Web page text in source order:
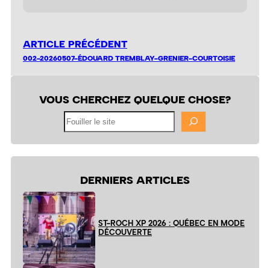
ARTICLE PRÉCÉDENT
002-20260507-ÉDOUARD TREMBLAY-GRENIER-COURTOISIE
VOUS CHERCHEZ QUELQUE CHOSE?
DERNIERS ARTICLES
ST-ROCH XP 2026 : QUÉBEC EN MODE
DÉCOUVERTE